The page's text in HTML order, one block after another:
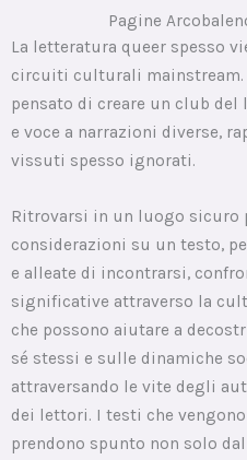
Pagine
La letteratura queer spesso
circuiti culturali mainstream.
pensato di creare un club del
e voce a narrazioni diverse,
vissuti spesso ignorati.
Ritrovarsi in un luogo sicuro
considerazioni su un testo,
e alleate di incontrarsi,
significative attraverso la
che possono aiutare a
sé stessi e sulle dinamiche
attraversando le vite degli
dei lettori. I testi che
prendono spunto non solo